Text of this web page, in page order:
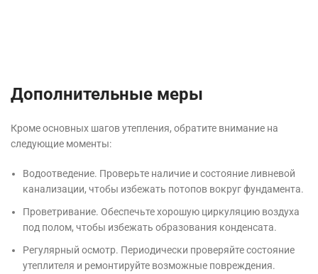
Дополнительные меры
Кроме основных шагов утепления, обратите внимание на
следующие моменты:
Водоотведение. Проверьте наличие и состояние ливневой
канализации, чтобы избежать потопов вокруг фундамента.
Проветривание. Обеспечьте хорошую циркуляцию воздуха
под полом, чтобы избежать образования конденсата.
Регулярный осмотр. Периодически проверяйте состояние
утеплителя и ремонтируйте возможные повреждения.